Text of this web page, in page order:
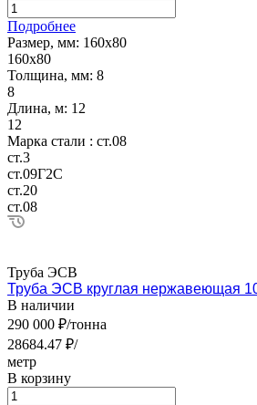
Подробнее
Размер, мм: 160х80
160х80
Толщина, мм: 8
8
Длина, м: 12
12
Марка стали : ст.08
ст.3
ст.09Г2С
ст.20
ст.08
Труба ЭСВ
Труба ЭСВ круглая нержавеющая
В наличии
290 000 ₽/тонна
28684.47 ₽/
метр
В корзину